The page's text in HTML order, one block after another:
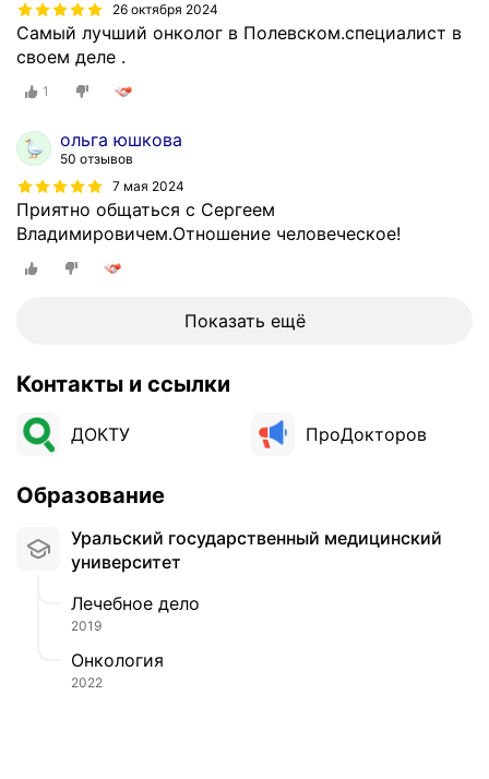
26 октября 2024
Самый лучший онколог в Полевском.специалист в
своем деле .
1
ольга юшкова
50 отзывов
7 мая 2024
Приятно общаться с Сергеем
Владимировичем.Отношение человеческое!
Показать ещё
Контакты и ссылки
ДОКТУ ПроДокторов
Образование
Уральский государственный медицинский
университет
Лечебное дело
2019
Онкология
2022